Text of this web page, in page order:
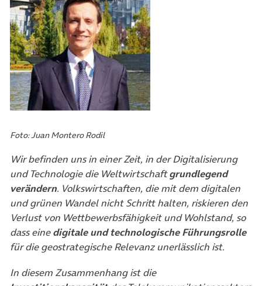
Foto: Juan Montero Rodil
Wir befinden uns in einer Zeit, in der Digitalisierung
und Technologie die Weltwirtschaftgrundlegend
verändern. Volkswirtschaften, die mit dem digitalen
und grünen Wandel nicht Schritt halten, riskieren den
Verlust von Wettbewerbsfähigkeit und Wohlstand, so
dass einedigitale und technologische Führungsrolle
für die geostrategische Relevanz unerlässlich ist.
In diesem Zusammenhang ist die